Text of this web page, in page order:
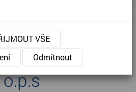
pro zdravotně
Vysočina,
o.p.s
VŠE
Odmítnout